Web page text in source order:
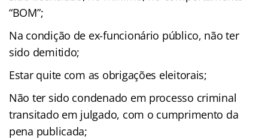
“BOM”;
Na condição de ex-funcionário público, não ter
sido demitido;
Estar quite com as obrigações eleitorais;
Não ter sido condenado em processo criminal
transitado em julgado, com o cumprimento da
pena publicada;